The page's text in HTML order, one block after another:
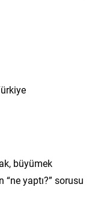
büyümek
yaptı?” sorusu